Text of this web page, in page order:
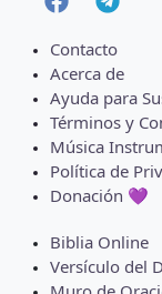
Contacto
Acerca de
Ayuda para
Términos y
Música
Política de
Donación 💜
Biblia Online
Versículo del